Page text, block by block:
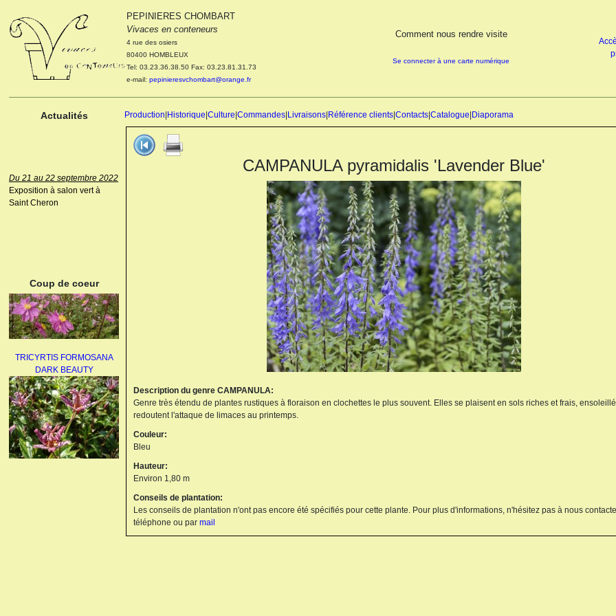
PEPINIERES CHOMBART
Vivaces en conteneurs
4 rue des osiers
80400 HOMBLEUX
Tel: 03.23.36.38.50 Fax: 03.23.81.31.73
e-mail: pepinieresvchombart@orange.fr
Comment nous rendre visite
Se connecter à une carte numérique
Actualités Production Historique Culture Commandes Livraisons Référence clients Contacts Catalogue Diaporama
Le 04 et 05 octobre 2022
Portes ouvertes de la
pépinière : Visite des
cultures, découverte des
nouveautés. Le rendez-vous
octobre 2022. Le mercredi 05
octobre 2022.
Du 21 au 22 septembre 2022
Exposition à salon vert à
Saint Cheron
Coup de coeur
TRICYRTIS FORMOSANA
DARK BEAUTY
CAMPANULA pyramidalis 'Lavender Blue'
Description du genre CAMPANULA:
Genre très étendu de plantes rustiques à floraison en clochettes le plus souvent. Elles se plaisent en sols riches et frais,
redoutent l'attaque de limaces au printemps.
Couleur:
Bleu
Hauteur:
Environ 1,80 m
Conseils de plantation:
Les conseils de plantation n'ont pas encore été spécifiés pour cette plante. Pour plus d'informations, n'hésitez pas à nous
téléphone ou par mail